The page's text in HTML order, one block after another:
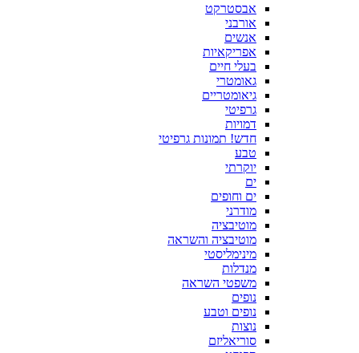
אבסטרקט
אורבני
אנשים
אפריקאיות
בעלי חיים
גאומטרי
גיאומטריים
גרפיטי
דמויות
חדש! תמונות גרפיטי
טבע
יוקרתי
ים
ים וחופים
מודרני
מוטיבציה
מוטיבציה והשראה
מינימליסטי
מנדלות
משפטי השראה
נופים
נופים וטבע
נוצות
סוריאליזם